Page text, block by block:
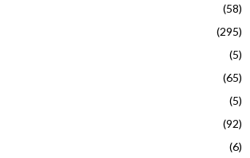
(58)
(295)
(5)
(65)
(5)
(92)
(6)